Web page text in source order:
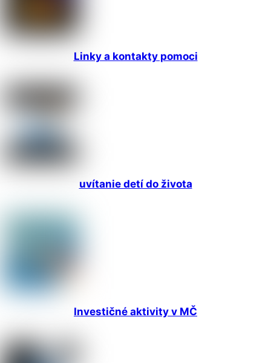
Linky a kontakty pomoci
uvítanie detí do života
Investičné aktivity v MČ